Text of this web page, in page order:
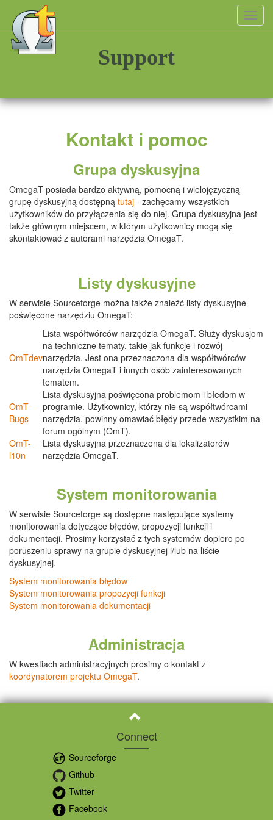
Support
Kontakt i pomoc
Grupa dyskusyjna
OmegaT posiada bardzo aktywną, pomocną i wielojęzyczną
grupę dyskusyjną dostępną tutaj - zachęcamy wszystkich
użytkowników do przyłączenia się do niej. Grupa dyskusyjna jest
także głównym miejscem, w którym użytkownicy mogą się
skontaktować z autorami narzędzia OmegaT.
Listy dyskusyjne
W serwisie Sourceforge można także znaleźć listy dyskusyjne
poświęcone narzędziu OmegaT:
OmTdev
Lista współtwórców narzędzia OmegaT. Służy dyskusjom
na techniczne tematy, takie jak funkcje i rozwój
narzędzia. Jest ona przeznaczona dla współtwórców
narzędzia OmegaT i innych osób zainteresowanych
tematem.
OmT-
Bugs
Lista dyskusyjna poświęcona problemom i błedom w
programie. Użytkownicy, którzy nie są współtwórcami
narzędzia, powinny omawiać błędy przede wszystkim na
forum ogólnym (OmT).
OmT-
l10n
Lista dyskusyjna przeznaczona dla lokalizatorów
narzędzia OmegaT.
System monitorowania
W serwisie Sourceforge są dostępne następujące systemy
monitorowania dotyczące błędów, propozycji funkcji i
dokumentacji. Prosimy korzystać z tych systemów dopiero po
poruszeniu sprawy na grupie dyskusyjnej i/lub na liście
dyskusyjnej.
System monitorowania błędów
System monitorowania propozycji funkcji
System monitorowania dokumentacji
Administracja
W kwestiach administracyjnych prosimy o kontakt z
koordynatorem projektu OmegaT.
Connect
Sourceforge
Github
Twitter
Facebook